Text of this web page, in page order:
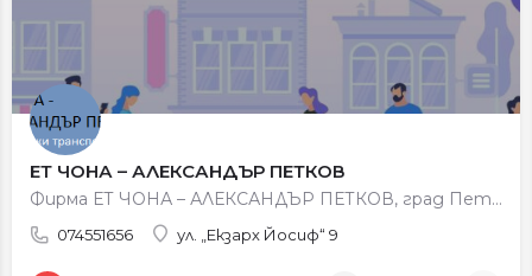
ЕТ ЧОНА – АЛЕКСАНДЪР ПЕТКОВ
Фирма ЕТ ЧОНА – АЛЕКСАНДЪР ПЕТКОВ, град Петрич се занимава с обществен превоз на пътници, градски и…
074551656 ул. „Екзарх Йосиф“ 9